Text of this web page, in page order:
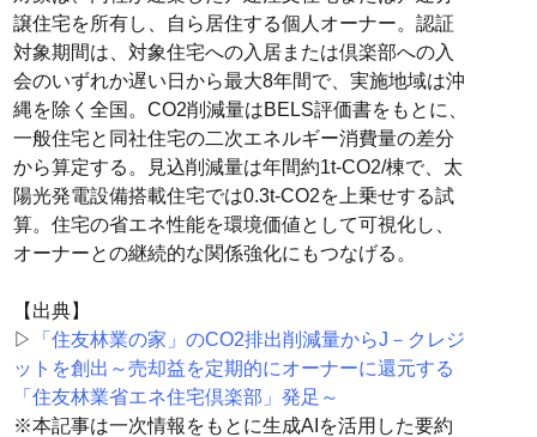
譲住宅を所有し、自ら居住する個人オーナー。認証
対象期間は、対象住宅への入居または倶楽部への入
会のいずれか遅い日から最大8年間で、実施地域は沖
縄を除く全国。CO2削減量はBELS評価書をもとに、
一般住宅と同社住宅の二次エネルギー消費量の差分
から算定する。見込削減量は年間約1t-CO2/棟で、太
陽光発電設備搭載住宅では0.3t-CO2を上乗せする試
算。住宅の省エネ性能を環境価値として可視化し、
オーナーとの継続的な関係強化にもつなげる。
【出典】
▷
「住友林業の家」のCO2排出削減量からJ－クレジ
ットを創出～売却益を定期的にオーナーに還元する
「住友林業省エネ住宅倶楽部」発足～
※本記事は一次情報をもとに生成AIを活用した要約